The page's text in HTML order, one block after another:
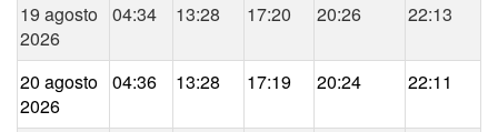
19 agosto
2026
04:34 13:28 17:20 20:26 22:13
20 agosto
2026
04:36 13:28 17:19 20:24 22:11